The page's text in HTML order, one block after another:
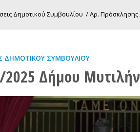
Δημοτικού Συμβουλίου /Αρ. Πρόσκλησης
ΔΗΜΟΤΙΚΟΎ ΣΥΜΒΟΥΛΊΟΥ
Δήμου